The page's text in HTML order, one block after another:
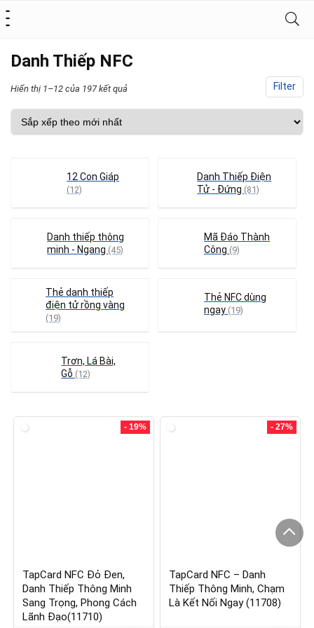
Danh Thiếp NFC
Filter
Hiển thị 1–12 của 197 kết quả
12 Con Giáp
(12)
Danh Thiếp Điện
Tử - Đứng (81)
Danh thiếp thông
minh - Ngang (45)
Mã Đáo Thành
Công (9)
Thẻ danh thiếp
điện tử rồng vàng
(19)
Thẻ NFC dùng
ngay (19)
Trơn, Lá Bài,
Gỗ (12)
- 19%
TapCard NFC Đỏ Đen,
Danh Thiếp Thông Minh
Sang Trọng, Phong Cách
Lãnh Đạo(11710)
- 27%
TapCard NFC – Danh
Thiếp Thông Minh, Chạm
Là Kết Nối Ngay (11708)